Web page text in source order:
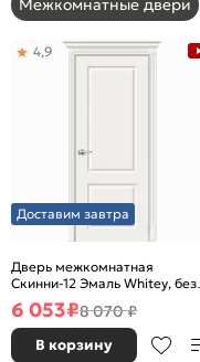
Межкомнатные двери
Доставим завтра
Дверь межкомнатная
Скинни-12 Эмаль Whitey, без
декора, глухая, без стекла,
без кромки, скиновая
4,9
6 053₽8 070 ₽
В корзину